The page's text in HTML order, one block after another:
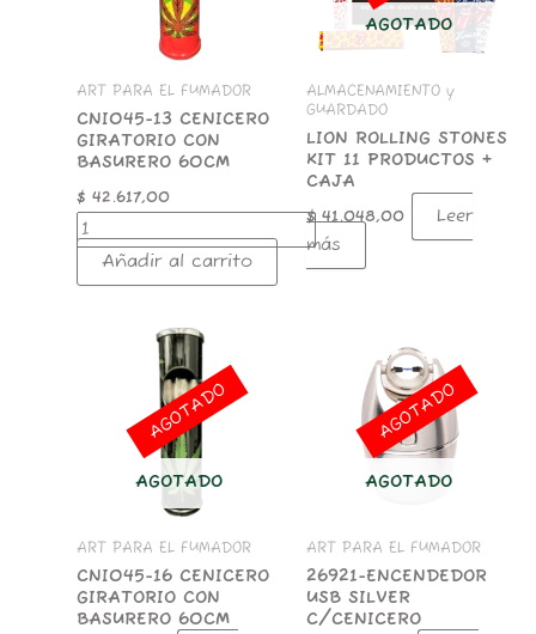
ART PARA EL FUMADOR
CNI045-13 CENICERO
GIRATORIO CON
BASURERO 60CM
$ 42.617,00
Añadir al carrito
AGOTADO
ALMACENAMIENTO y
GUARDADO
LION ROLLING STONES
KIT 11 PRODUCTOS +
CAJA
$41.048,00
Leer
más
AGOTADO
ART PARA EL FUMADOR
CNI045-16 CENICERO
GIRATORIO CON
BASURERO 60CM
AGOTADO
AGOTADO
ART PARA EL FUMADOR
26921-ENCENDEDOR
USB SILVER
C/CENICERO
AGOTADO